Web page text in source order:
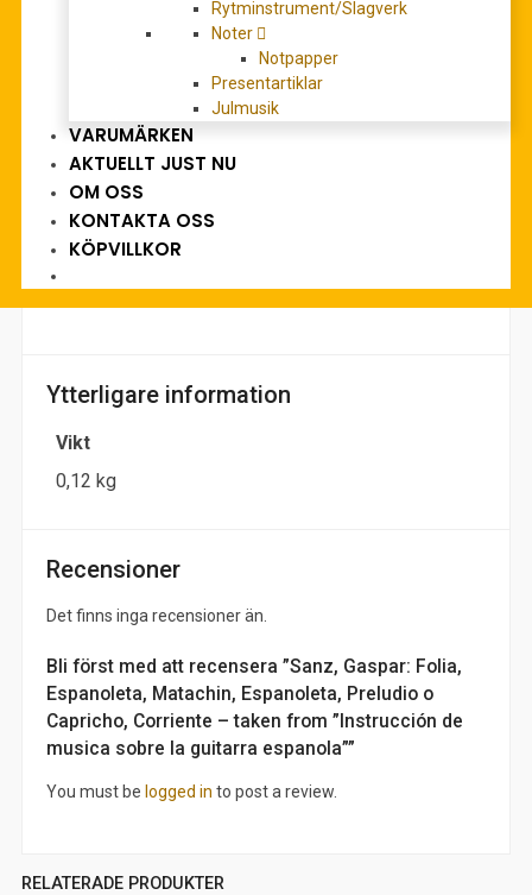
Rytminstrument/Slagverk
Noter
Notpapper
Presentartiklar
Julmusik
VARUMÄRKEN
AKTUELLT JUST NU
OM OSS
KONTAKTA OSS
KÖPVILLKOR
YTTERLIGARE INFORMATION
RECENSIONER (0)
Beskrivning
Sologitarr
Ed.: Karl Scheit
Ytterligare information
Vikt
0,12 kg
Recensioner
Det finns inga recensioner än.
Bli först med att recensera ”Sanz, Gaspar: Folia,
Espanoleta, Matachin, Espanoleta, Preludio o
Capricho, Corriente – taken from ”Instrucción de
musica sobre la guitarra espanola””
You must be logged in to post a review.
RELATERADE PRODUKTER